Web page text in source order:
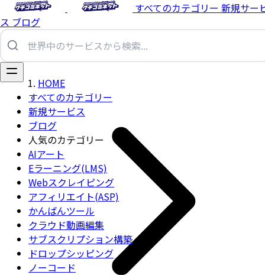
すべてのカテゴリー 新規サー
ス ブログ
すべてのカテゴリー
新規サービス
ブログ
人気のカテゴリー
AIアート
Eラーニング(LMS)
Webスクレイピング
アフィリエイト(ASP)
かんばんツール
クラウド動画編集
サブスクリプション構築
ドロップシッピング
ノーコード
HOME